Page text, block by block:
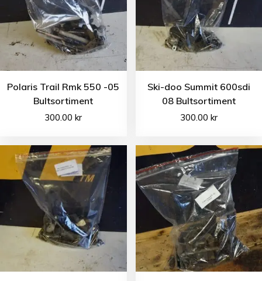
Polaris Trail Rmk 550 -05
Bultsortiment
300.00kr
Ski-doo Summit 600sdi
08 Bultsortiment
300.00 kr